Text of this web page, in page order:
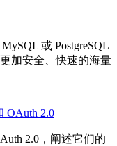
或 PostgreSQL
加安全、快速的海量
OAuth 2.0
2.0，阐述它们的